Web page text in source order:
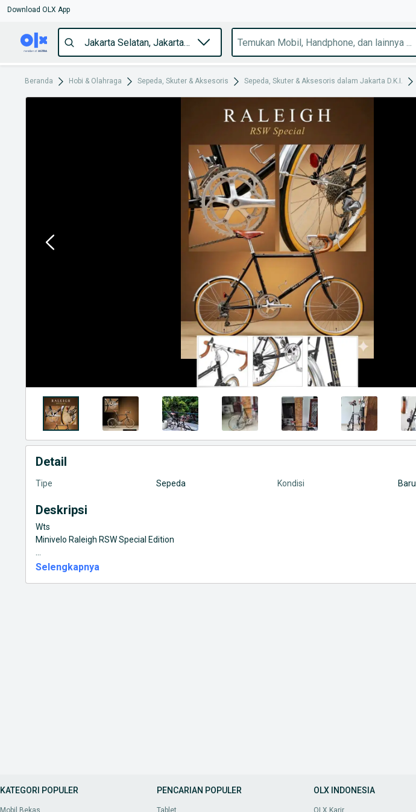
Download OLX App
Beranda Hobi & Olahraga Sepeda, Skuter & Aksesoris Sepeda, Skuter & Aksesoris dalam Jakarta D.K.I.
Detail
Tipe Sepeda Kondisi Baru
Deskripsi
Wts
Selengkapnya
KATEGORI POPULER
Mobil Bekas
PENCARIAN POPULER
Tablet
OLX INDONESIA
OLX Karir